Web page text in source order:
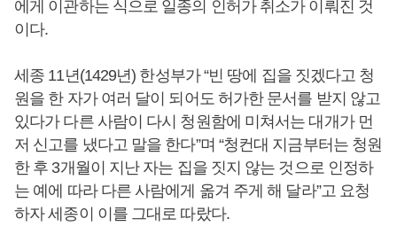
에게 이관하는 식으로 일종의 인허가 취소가 이뤄진 것
이다.
세종 11년(1429년) 한성부가 “빈 땅에 집을 짓겠다고 청
원을 한 자가 여러 달이 되어도 허가한 문서를 받지 않고
있다가 다른 사람이 다시 청원함에 미쳐서는 대개가 먼
저 신고를 냈다고 말을 한다”며 “청컨대 지금부터는 청원
한 후 3개월이 지난 자는 집을 짓지 않는 것으로 인정하
는 예에 따라 다른 사람에게 옮겨 주게 해 달라”고 요청
하자 세종이 이를 그대로 따랐다.